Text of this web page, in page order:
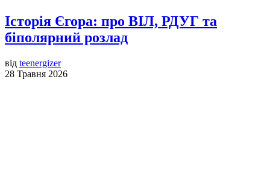
Історія Єгора: про ВІЛ, РДУГ та
біполярний розлад
від teenergizer
28 Травня 2026